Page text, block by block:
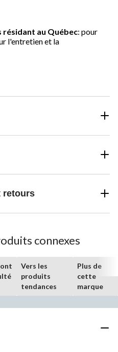
au Québec: pour
l'entretien et la
retours
connexes
Vers les
produits
tendances
Plus de
cette
marque